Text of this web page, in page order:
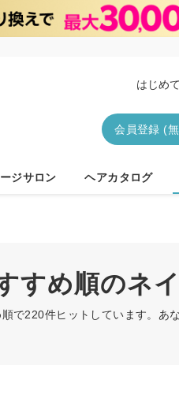
はじめ
会員登録 (
ジサロン ヘアカタログ
すめ順のネ
で220件ヒットしています。あ